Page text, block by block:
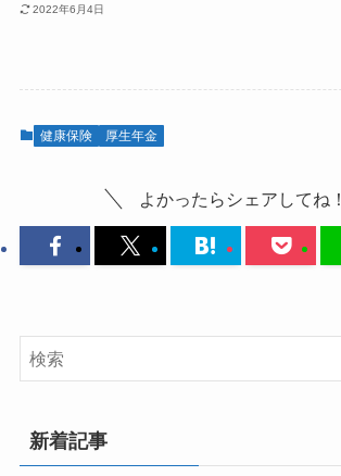
2022年6月4日
健康保険 厚生年金
よかったらシェアしてね！
新着記事